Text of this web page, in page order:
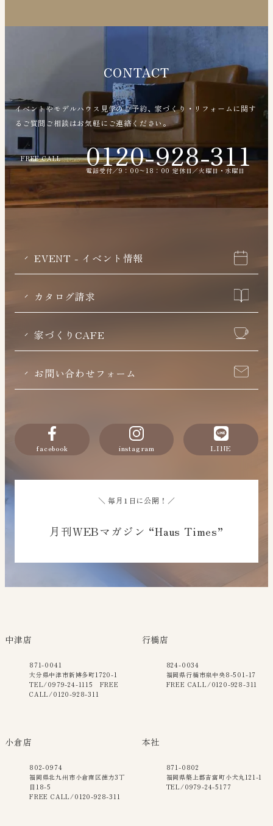
CONTACT
イベントやモデルハウス見学のご予約、家づくり・リフォームに関す
るご質問ご相談はお気軽にご連絡ください。
FREE CALL 0120-928-311
電話受付／9：00〜18：00 定休日／火曜日・水曜日
EVENT - イベント情報
カタログ請求
家づくりCAFE
お問い合わせフォーム
facebook instagram LINE
＼ 毎月1日に公開！／
月刊WEBマガジン “Haus Times”
中津店
871-0041
大分県中津市新博多町1720-1
TEL/0979-24-1115 FREE
CALL/0120-928-311
行橋店
824-0034
福岡県行橋市泉中央8-501-17
FREE CALL/0120-928-311
小倉店
802-0974
福岡県北九州市小倉南区徳力3丁
目18-5
FREE CALL/0120-928-311
本社
871-0802
福岡県築上郡吉富町小犬丸121-1
TEL/0979-24-5177